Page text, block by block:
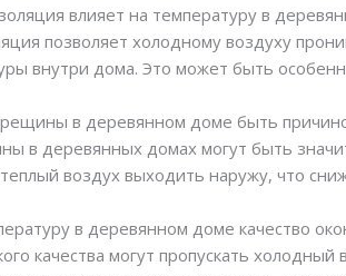
влияет на температуру в
позволяет холодному воздуху
внутри дома. Это может быть
в деревянном доме быть
в деревянных домах могут быть
воздух выходить наружу, что
в деревянном доме качество
качества могут пропускать